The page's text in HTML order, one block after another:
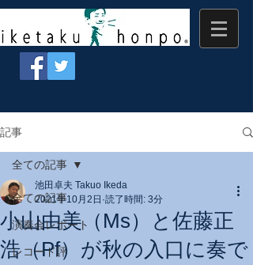
記事
全ての記事
演奏会レポート
レコード評
全ての記事
小山由美（Ms）と佐藤正
浩（Pf）が秋の入口に奏で
池田卓夫 Takuo Ikeda
2021年10月2日 読了時間: 3分